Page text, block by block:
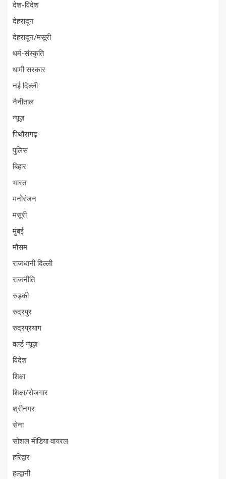
देश-विदेश
देहरादून
देहरादून/मसूरी
धर्म-संस्कृति
धामी सरकार
नई दिल्ली
नैनीताल
न्यूज़
पिथौरागढ़
पुलिस
बिहार
भारत
मनोरंजन
मसूरी
मुंबई
मौसम
राजधानी दिल्ली
राजनीति
रुड़की
रुद्रपुर
रुद्रप्रयाग
वर्ल्ड न्यूज़
विदेश
शिक्षा
शिक्षा/रोजगार
श्रीनगर
सेना
सोशल मीडिया वायरल
हरिद्वार
हल्द्वानी